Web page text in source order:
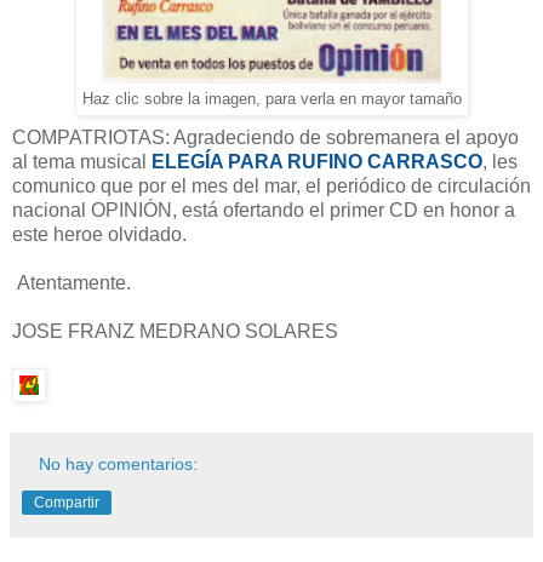
Haz clic sobre la imagen, para verla en mayor tamaño
COMPATRIOTAS: Agradeciendo de sobremanera el apoyo
al tema musical
ELEGÍA PARA RUFINO CARRASCO, les
comunico que por el mes del mar, el periódico de circulación
nacional OPINIÓN, está ofertando el primer CD en honor a
este heroe olvidado.
Atentamente.
JOSE FRANZ MEDRANO SOLARES
No hay comentarios:
Compartir